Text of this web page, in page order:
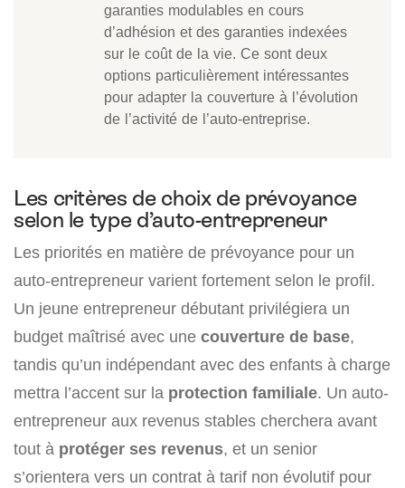
garanties modulables en cours
d’adhésion et des garanties indexées
sur le coût de la vie. Ce sont deux
options particulièrement intéressantes
pour adapter la couverture à l’évolution
de l’activité de l’auto-entreprise.
Les critères de choix de prévoyance
selon le type d’auto-entrepreneur
Les priorités en matière de prévoyance pour un
auto-entrepreneur varient fortement selon le profil.
Un jeune entrepreneur débutant privilégiera un
budget maîtrisé avec une couverture de base,
tandis qu’un indépendant avec des enfants à charge
mettra l’accent sur la protection familiale. Un auto-
entrepreneur aux revenus stables cherchera avant
tout à protéger ses revenus, et un senior
s’orientera vers un contrat à tarif non évolutif pour